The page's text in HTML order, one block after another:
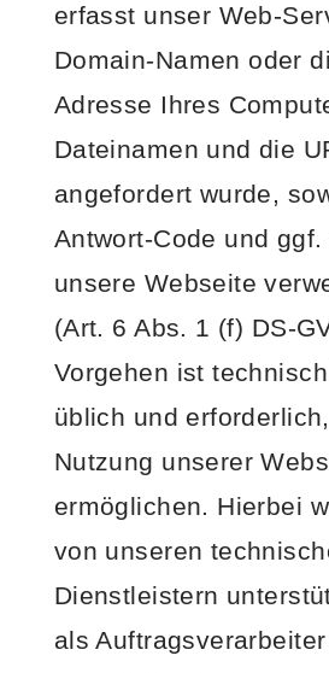
erfasst unser Web-
Domain-Namen oder
Adresse Ihres
Dateinamen und die
angefordert wurde,
Antwort-Code und
unsere Webseite
(Art. 6 Abs. 1 (f) DS-
Vorgehen ist
üblich und
Nutzung unserer
ermöglichen. Hierbei
von unseren
Dienstleistern
als